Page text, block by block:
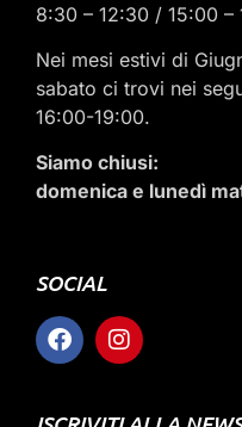
8:30 – 12:30 / 15:00 –
Nei mesi estivi di
sabato ci trovi nei
16:00-19:00.
Siamo chiusi:
domenica e lunedì
SOCIAL